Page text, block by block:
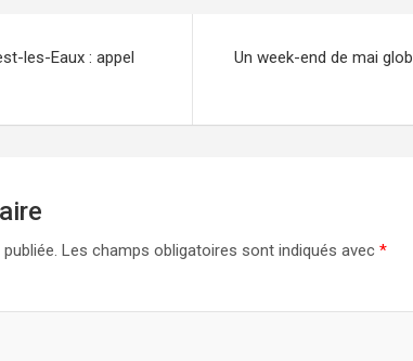
les-Eaux : appel
Un week-end de mai
Les champs obligatoires sont indiqués avec *